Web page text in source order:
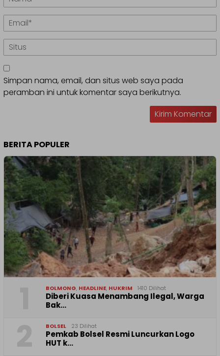
Simpan nama, email, dan situs web saya pada
peramban ini untuk komentar saya berikutnya.
BERITA POPULER
BOLMONG, HEADLINE, HUKRIM 1410 Dilihat
Diberi Kuasa Menambang Ilegal, Warga
Bak…
BOLSEL 23 Dilihat
Pemkab Bolsel Resmi Luncurkan Logo
HUT k…